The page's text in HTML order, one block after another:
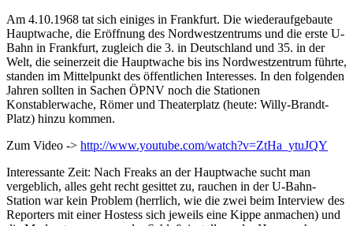
Am 4.10.1968 tat sich einiges in Frankfurt. Die wiederaufgebaute
Hauptwache, die Eröffnung des Nordwestzentrums und die erste U-
Bahn in Frankfurt, zugleich die 3. in Deutschland und 35. in der
Welt, die seinerzeit die Hauptwache bis ins Nordwestzentrum führte,
standen im Mittelpunkt des öffentlichen Interesses. In den folgenden
Jahren sollten in Sachen ÖPNV noch die Stationen
Konstablerwache, Römer und Theaterplatz (heute: Willy-Brandt-
Platz) hinzu kommen.
Zum Video -> http://www.youtube.com/watch?v=ZtHa_ytuJQY
Interessante Zeit: Nach Freaks an der Hauptwache sucht man
vergeblich, alles geht recht gesittet zu, rauchen in der U-Bahn-
Station war kein Problem (herrlich, wie die zwei beim Interview des
Reporters mit einer Hostess sich jeweils eine Kippe anmachen) und